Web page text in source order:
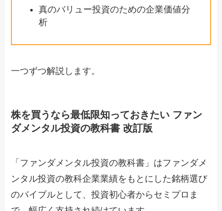
真のバリュー投資のための企業価値分
析
一つずつ解説します。
株を買うなら最低限知っておきたい ファン
ダメンタル投資の教科書 改訂版
「ファンダメンタル投資の教科書」はファンダメ
ンタル投資の教科企業業績をもとにした銘柄選び
のバイブルとして、投資初心者からセミプロま